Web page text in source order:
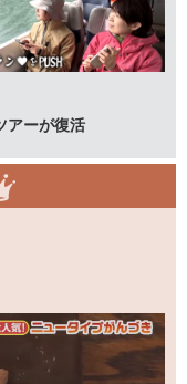
アーが復活